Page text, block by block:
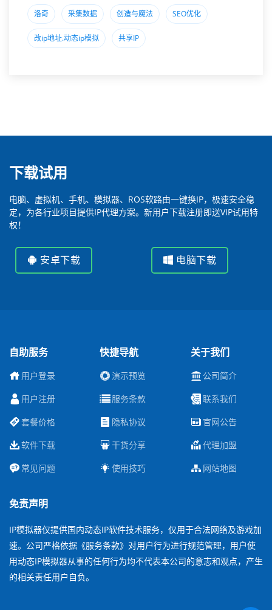
洛奇 采集数据 创造与魔法 SEO优化
改ip地址.动态ip模拟 共享IP
下载试用
电脑、虚拟机、手机、模拟器、ROS软路由一键换IP，极速安全稳
定，为各行业项目提供IP代理方案。新用户下载注册即送VIP试用特
权！
安卓下载 电脑下载
自助服务
用户登录
用户注册
套餐价格
软件下载
常见问题
快捷导航
演示预览
服务条款
隐私协议
干货分享
使用技巧
关于我们
公司简介
联系我们
官网公告
代理加盟
网站地图
免责声明
IP模拟器仅提供国内动态IP软件技术服务，仅用于合法网络及游戏加
速。公司严格依据《服务条款》对用户行为进行规范管理，用户使
用动态IP模拟器从事的任何行为均不代表本公司的意志和观点，产生
的相关责任用户自负。